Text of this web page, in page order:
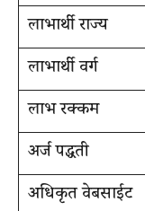
लाभार्थी राज्य
लाभार्थी वर्ग
लाभ रक्कम
अर्ज पद्धती
अधिकृत वेबसाईट